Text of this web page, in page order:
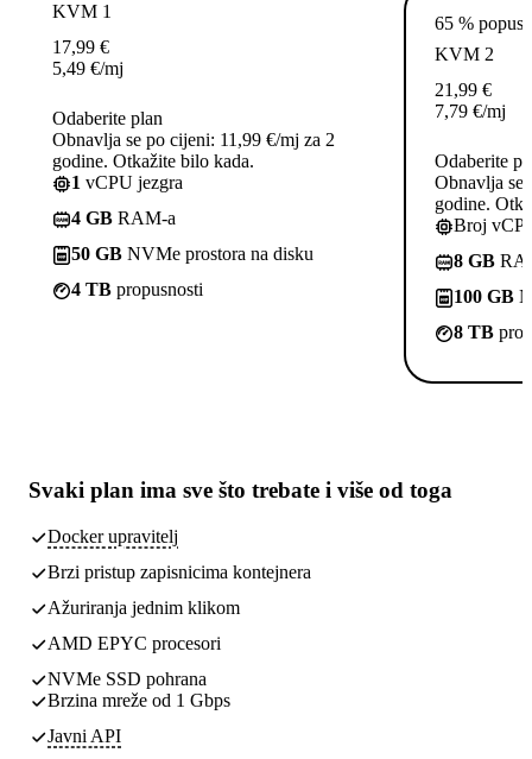
KVM 1
17,99 €
5,49 €/mj
Odaberite plan
Obnavlja se po cijeni: 11,99 €/mj za 2
godine. Otkažite bilo kada.
1 vCPU jezgra
4 GB RAM-a
50 GB NVMe prostora na disku
4 TB propusnosti
65 %
KVM 2
21,99 €
7,79 €/mj
Odaberite
Obnavlja se
godine.
Broj
8 GB
100 GB
8 TB
Svaki plan ima sve što trebate i više od toga
Docker upravitelj
Brzi pristup zapisnicima kontejnera
Ažuriranja jednim klikom
AMD EPYC procesori
NVMe SSD pohrana
Brzina mreže od 1 Gbps
Javni API